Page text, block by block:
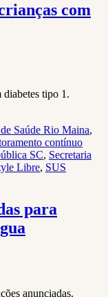
com
diabetes tipo 1.
Saúde Rio Maina,
contínuo
SC, Secretaria
Libre, SUS
para
anunciadas.